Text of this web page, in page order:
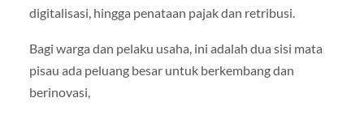
digitalisasi, hingga penataan pajak dan retribusi.
Bagi warga dan pelaku usaha, ini adalah dua sisi mata
pisau ada peluang besar untuk berkembang dan
berinovasi,